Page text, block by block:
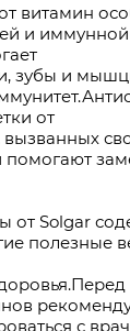
витамин
и
зубы и
от
помогают
от Solgar
полезные
с